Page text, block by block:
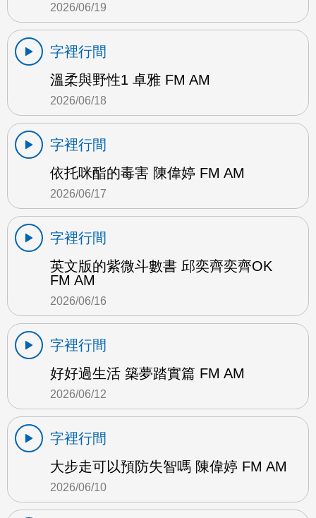
2026/06/19
字裡行間
溫柔與野性1 卓雅 FM AM
2026/06/18
字裡行間
依托咪酯的毒害 陳偉婷 FM AM
2026/06/17
字裡行間
英文版的紫微斗數書 邱奕齊奕齊OK
FM AM
2026/06/16
字裡行間
好好過生活 築夢踏實篇 FM AM
2026/06/12
字裡行間
大步走可以預防失智嗎 陳偉婷 FM AM
2026/06/10